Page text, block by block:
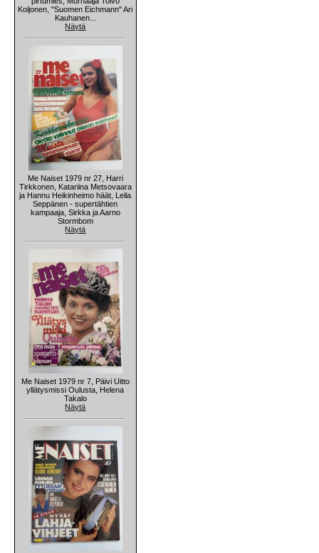
Koljonen, "Suomen Eichmann" Ari
Kauhanen...
Näytä
Me Naiset 1979 nr 27, Harri
Tirkkonen, Katariina Metsovaara
ja Hannu Heikinheimo häät, Leila
Seppänen - supertähtien
kampaaja, Sirkka ja Aarno
Stormbom
Näytä
Me Naiset 1979 nr 7, Päivi Uitto
yllätysmissi Oulusta, Helena
Takalo
Näytä